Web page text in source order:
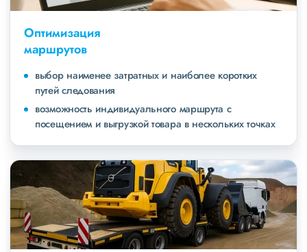
Оптимизация
маршрутов
выбор наименее затратных и наиболее коротких
путей следования
возможность индивидуального маршрута с
посещением и выгрузкой товара в нескольких точках